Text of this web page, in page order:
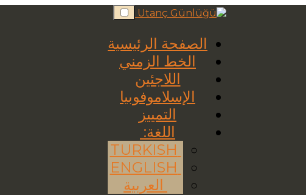
Skip
to
الصفحة الرئيسية
الخط الزمني
اللاجئين
الإسلاموفوبيا
التمييز
اللغة:
العربية